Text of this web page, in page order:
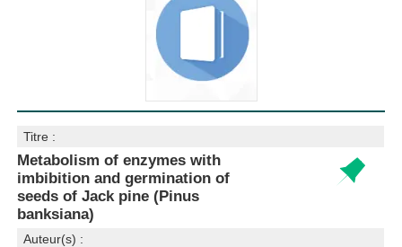
Titre :
Metabolism of enzymes with
imbibition and germination of
seeds of Jack pine (Pinus
banksiana)
Auteur(s) :